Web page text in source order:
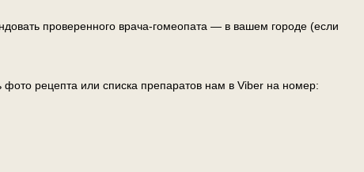
проверенного врача-гомеопата — в вашем городе (если
рецепта или списка препаратов нам в Viber на номер: